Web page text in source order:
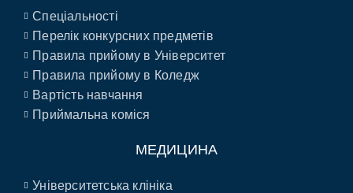
Спеціальності
Перелік конкурсних предметів
Правила прийому в Університет
Правила прийому в Коледж
Вартість навчання
Приймальна коміся
МЕДИЦИНА
Університетська клініка